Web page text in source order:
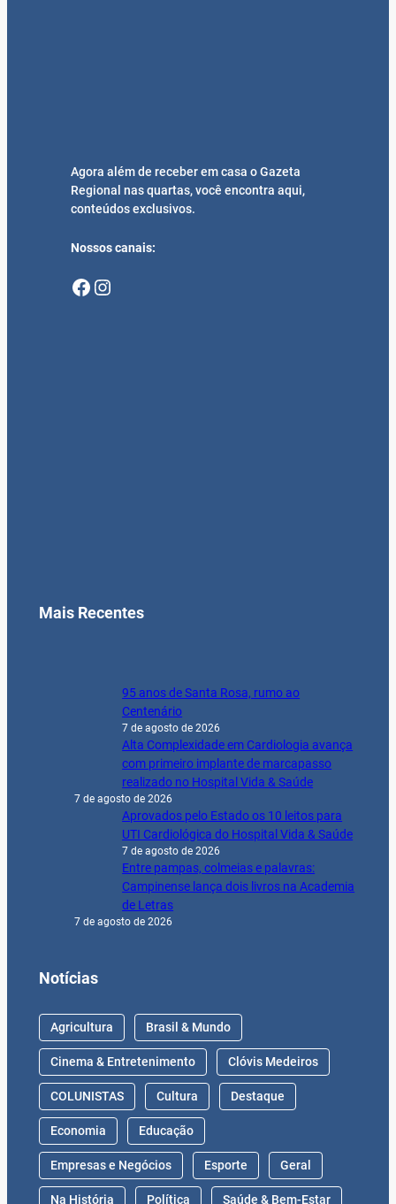
Agora além de receber em casa o Gazeta
Regional nas quartas, você encontra aqui,
conteúdos exclusivos.
Nossos canais:
Facebook Instagram
Mais Recentes
95 anos de Santa Rosa, rumo ao
Centenário
7 de agosto de 2026
Alta Complexidade em Cardiologia avança
com primeiro implante de marcapasso
realizado no Hospital Vida & Saúde
7 de agosto de 2026
Aprovados pelo Estado os 10 leitos para
UTI Cardiológica do Hospital Vida & Saúde
7 de agosto de 2026
Entre pampas, colmeias e palavras:
Campinense lança dois livros na Academia
de Letras
7 de agosto de 2026
Notícias
Agricultura Brasil & Mundo
Cinema & Entretenimento Clóvis Medeiros
COLUNISTAS Cultura Destaque
Economia Educação
Empresas e Negócios Esporte Geral
Na História Política Saúde & Bem-Estar